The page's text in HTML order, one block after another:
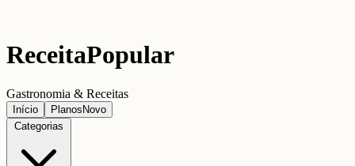
ReceitaPopular
Gastronomia & Receitas
Início Planos Novo
Categorias